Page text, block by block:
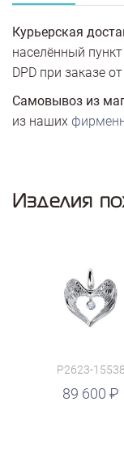
Курьерская
населённый
DPD при заказе
Самовывоз из
из наших
Изделия
P2623-15538
89 600